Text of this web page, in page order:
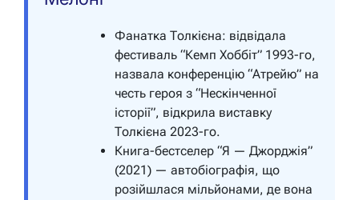
Фанатка Толкієна: відвідала
фестиваль “Кемп Хоббіт” 1993-го,
назвала конференцію “Атрейю” на
честь героя з “Нескінченної
історії”, відкрила виставку
Толкієна 2023-го.
Книга-бестселер “Я — Джорджія”
(2021) — автобіографія, що
розійшлася мільйонами, де вона